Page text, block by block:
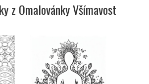
z Omalovánky Všímavost